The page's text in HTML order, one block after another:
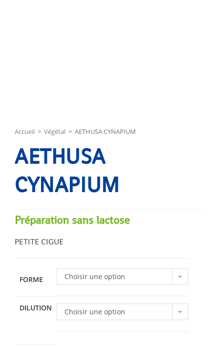
Accueil > Végétal > AETHUSA CYNAPIUM
AETHUSA
CYNAPIUM
Préparation sans lactose
PETITE CIGUE
FORME Choisir une option
DILUTION Choisir une option